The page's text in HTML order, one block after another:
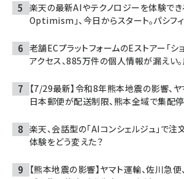
楽天の最新AIやテクノロジーを体験で
Optimism」、今日からスタート。パシフ
老舗ECプラットフォームのEストアー「シ
アクセス、885万件の個人情報が漏えい
【7/29最新】令和8年熊本地震の影響、ヤ
日本郵便が配送制限、熊本全域で集配
楽天、会話型の「AIコンシェルジュ」で
体験をどう変えた？
【熊本地震の影響】ヤマト運輸、佐川急